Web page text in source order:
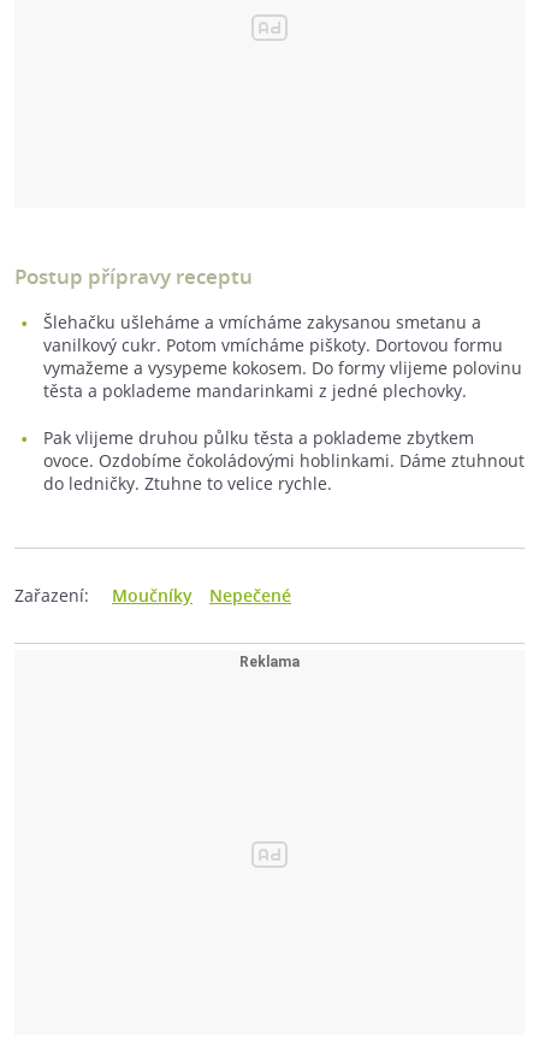
Postup přípravy receptu
Šlehačku ušleháme a vmícháme zakysanou smetanu a
vanilkový cukr. Potom vmícháme piškoty. Dortovou formu
vymažeme a vysypeme kokosem. Do formy vlijeme polovinu
těsta a poklademe mandarinkami z jedné plechovky.
Pak vlijeme druhou půlku těsta a poklademe zbytkem
ovoce. Ozdobíme čokoládovými hoblinkami. Dáme ztuhnout
do ledničky. Ztuhne to velice rychle.
Zařazení: Moučníky Nepečené